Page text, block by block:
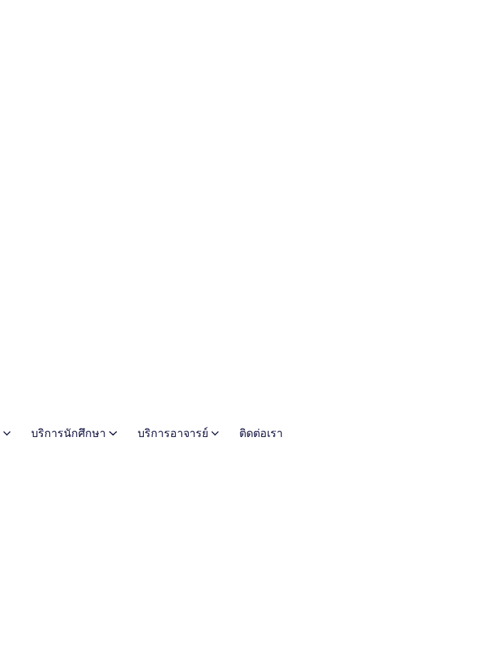
บริการนักศึกษา บริการอาจารย์ ติดต่อเรา